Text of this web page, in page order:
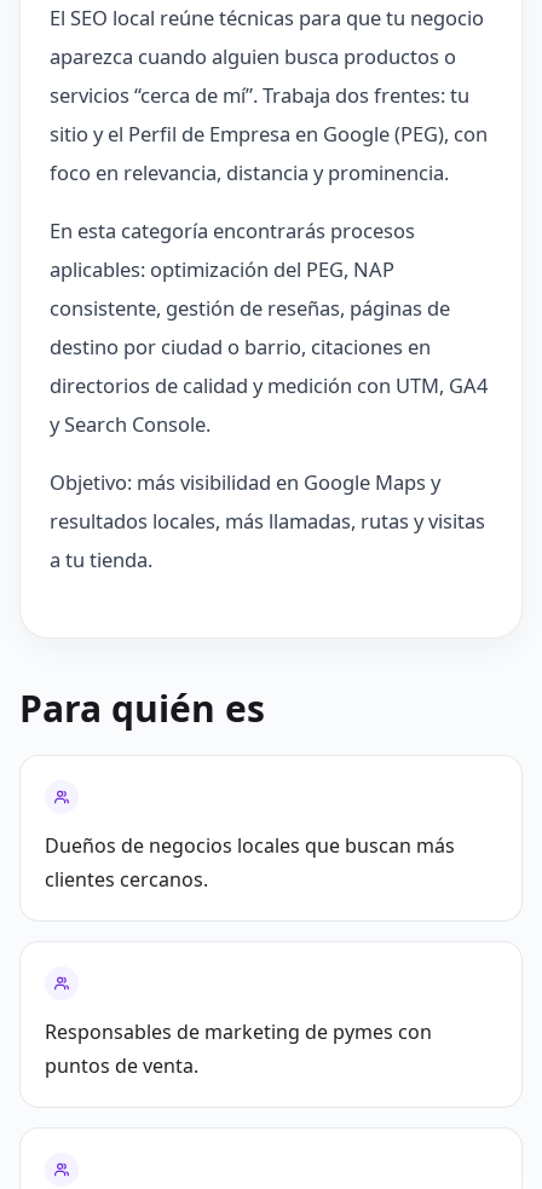
El SEO local reúne técnicas para que tu negocio
aparezca cuando alguien busca productos o
servicios “cerca de mí”. Trabaja dos frentes: tu
sitio y el Perfil de Empresa en Google (PEG), con
foco en relevancia, distancia y prominencia.
En esta categoría encontrarás procesos
aplicables: optimización del PEG, NAP
consistente, gestión de reseñas, páginas de
destino por ciudad o barrio, citaciones en
directorios de calidad y medición con UTM, GA4
y Search Console.
Objetivo: más visibilidad en Google Maps y
resultados locales, más llamadas, rutas y visitas
a tu tienda.
Para quién es
Dueños de negocios locales que buscan más
clientes cercanos.
Responsables de marketing de pymes con
puntos de venta.